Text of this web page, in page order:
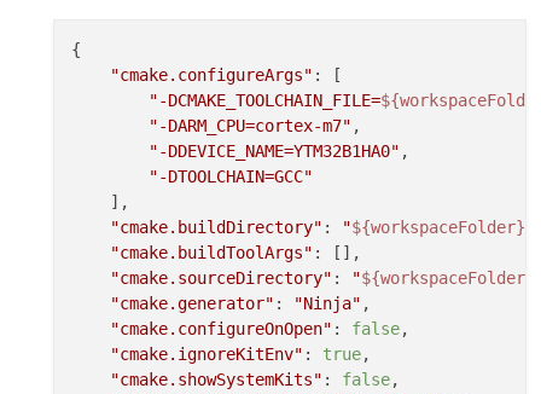
{
"cmake.configureArgs" : [
"-DCMAKE_TOOLCHAIN_FILE=
"-DARM_CPU=cortex-m7" ,
"-DDEVICE_NAME=YTM32B1HA0" ,
"-DTOOLCHAIN=GCC"
    ],
"cmake.buildDirectory" : "${workspaceFolder}
"cmake.buildToolArgs" : [],
"cmake.sourceDirectory" : "${workspaceFolder}
"cmake.generator" : "Ninja" ,
"cmake.configureOnOpen" : false,
"cmake.ignoreKitEnv" : true,
"cmake.showSystemKits" : false,